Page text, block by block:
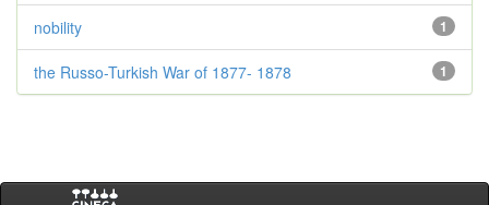
1
nobility
1
the Russo-Turkish War of 1877- 1878